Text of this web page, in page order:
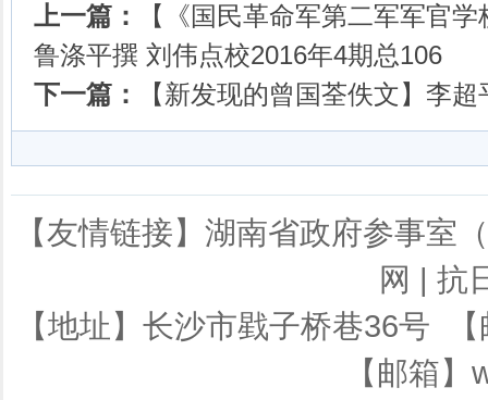
上一篇：
【《国民革命军第二军军官
鲁涤平撰 刘伟点校2016年4期总106
下一篇：
【新发现的曾国荃佚文】李
【友情链接】 湖南省政府参事室
网 | 抗
【地址】长沙市戥子桥巷36号
【邮箱